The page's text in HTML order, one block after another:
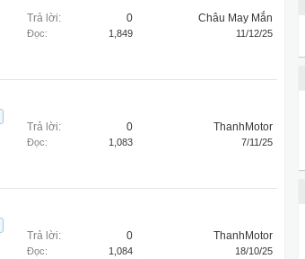
Trả lời: 0
Đọc: 1,849
Châu May Mắn
11/12/25
Trả lời: 0
Đọc: 1,083
ThanhMotor
7/11/25
Trả lời: 0
Đọc: 1,084
ThanhMotor
18/10/25